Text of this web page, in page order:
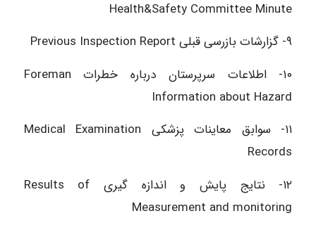
Health&Safety Committee Minute
۹- گزارشات بازرسی قبلی Previous Inspection Report
۱۰- اطلاعات سرپرستان درباره خطرات Foreman
Information about Hazard
۱۱- سوابق معاینات پزشکی Medical Examination
Records
۱۲- نتایج پایش و اندازه گیری Results of
Measurement and monitoring